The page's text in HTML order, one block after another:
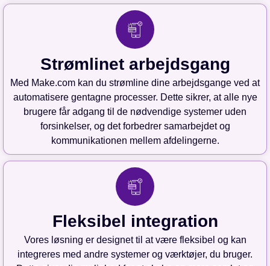
Strømlinet arbejdsgang
Med Make.com kan du strømline dine arbejdsgange ved at
automatisere gentagne processer. Dette sikrer, at alle nye
brugere får adgang til de nødvendige systemer uden
forsinkelser, og det forbedrer samarbejdet og
kommunikationen mellem afdelingerne.
Fleksibel integration
Vores løsning er designet til at være fleksibel og kan
integreres med andre systemer og værktøjer, du bruger.